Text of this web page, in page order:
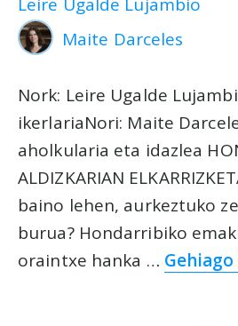
Maite Darceles
Nork: Leire Ugalde
ikerlariaNori: Maite
aholkularia eta idazlea
ALDIZKARIAN
baino lehen, aurkeztuko
burua? Hondarribiko
oraintxe hanka …